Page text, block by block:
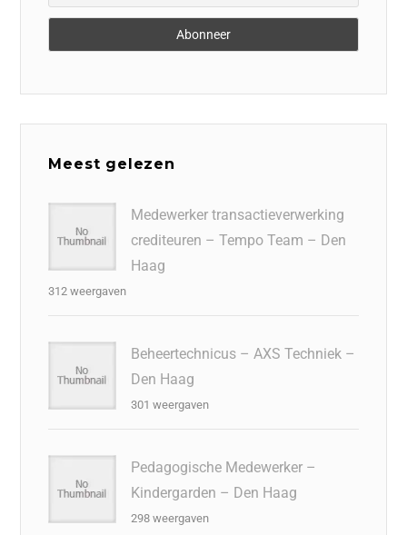
Meest gelezen
Medewerker transactieverwerking
crediteuren – Tempo Team – Den
Haag
312 weergaven
Beheertechnicus – AXS Techniek –
Den Haag
301 weergaven
Pedagogische Medewerker –
Kindergarden – Den Haag
298 weergaven